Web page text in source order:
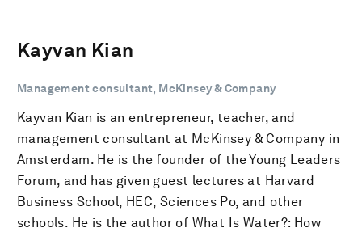
Kayvan Kian
Management consultant, McKinsey & Company
Kayvan Kian is an entrepreneur, teacher, and
management consultant at McKinsey & Company in
Amsterdam. He is the founder of the Young Leaders
Forum, and has given guest lectures at Harvard
Business School, HEC, Sciences Po, and other
schools. He is the author of What Is Water?: How